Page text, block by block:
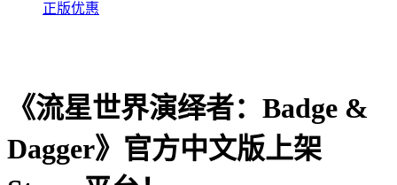
正版优惠
《流星世界演绎者：Badge &
Dagger》官方中文版上架